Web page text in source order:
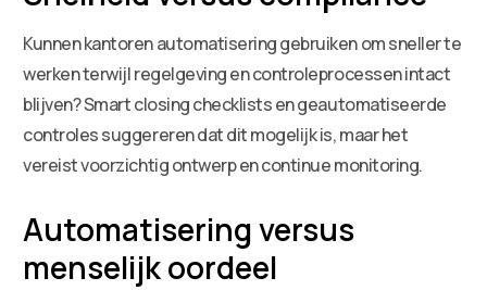
Kunnen kantoren automatisering gebruiken om sneller te
werken terwijl regelgeving en controleprocessen intact
blijven? Smart closing checklists en geautomatiseerde
controles suggereren dat dit mogelijk is, maar het
vereist voorzichtig ontwerp en continue monitoring.
Automatisering versus
menselijk oordeel